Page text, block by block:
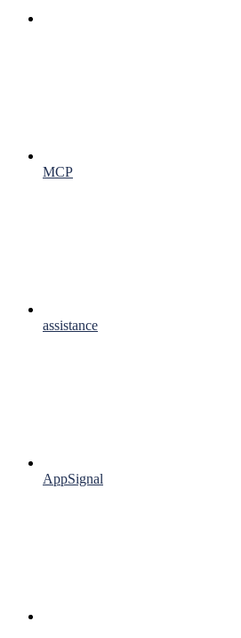
MCP
assistance
AppSignal